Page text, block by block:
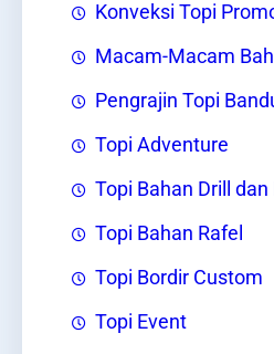
Konveksi Topi
Macam-Macam
Pengrajin Topi
Topi Adventure
Topi Bahan Drill dan
Topi Bahan Rafel
Topi Bordir Custom
Topi Event